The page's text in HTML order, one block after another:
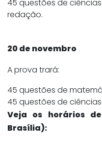
45 questões de
redação.
20 de novembro
A prova trará:
45 questões de
45 questões de
Veja os horários
Brasília):